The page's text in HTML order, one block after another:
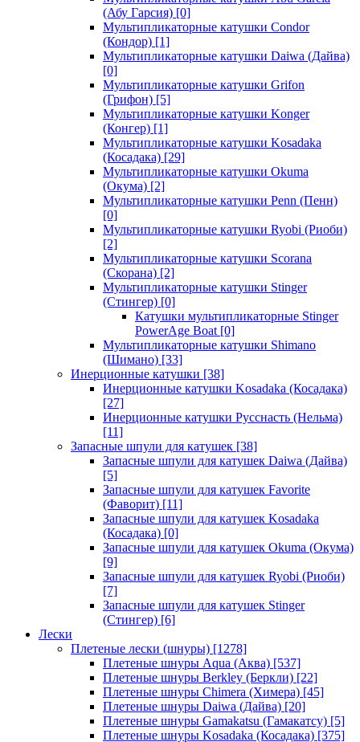
(Абу Гарсия) [0]
Мультипликаторные катушки Condor
(Кондор) [1]
Мультипликаторные катушки Daiwa (Дайва)
[0]
Мультипликаторные катушки Grifon
(Грифон) [5]
Мультипликаторные катушки Konger
(Конгер) [1]
Мультипликаторные катушки Kosadaka
(Косадака) [29]
Мультипликаторные катушки Okuma
(Окума) [2]
Мультипликаторные катушки Penn (Пенн)
[0]
Мультипликаторные катушки Ryobi (Риоби)
[2]
Мультипликаторные катушки Scorana
(Скорана) [2]
Мультипликаторные катушки Stinger
(Стингер) [0]
Катушки мультипликаторные Stinger
PowerAge Boat [0]
Мультипликаторные катушки Shimano
(Шимано) [33]
Инерционные катушки [38]
Инерционные катушки Kosadaka (Косадака)
[27]
Инерционные катушки Русснасть (Нельма)
[11]
Запасные шпули для катушек [38]
Запасные шпули для катушек Daiwa (Дайва)
[5]
Запасные шпули для катушек Favorite
(Фаворит) [11]
Запасные шпули для катушек Kosadaka
(Косадака) [0]
Запасные шпули для катушек Okuma (Окума)
[9]
Запасные шпули для катушек Ryobi (Риоби)
[7]
Запасные шпули для катушек Stinger
(Стингер) [6]
Лески
Плетеные лески (шнуры) [1278]
Плетеные шнуры Aqua (Аква) [537]
Плетеные шнуры Berkley (Беркли) [22]
Плетеные шнуры Chimera (Химера) [45]
Плетеные шнуры Daiwa (Дайва) [20]
Плетеные шнуры Gamakatsu (Гамакатсу) [5]
Плетеные шнуры Kosadaka (Косадака) [375]